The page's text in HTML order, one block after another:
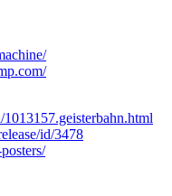
id/3478